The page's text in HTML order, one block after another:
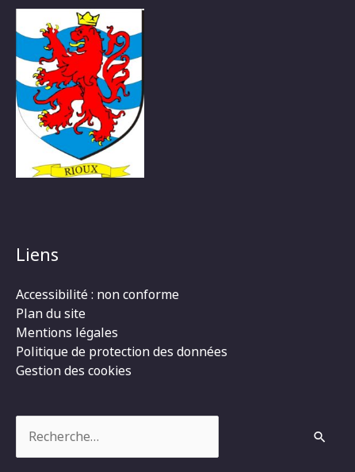
Liens
Accessibilité : non conforme
Plan du site
Mentions légales
Politique de protection des données
Gestion des cookies